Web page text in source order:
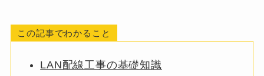
この記事でわかること
LAN配線工事の基礎知識